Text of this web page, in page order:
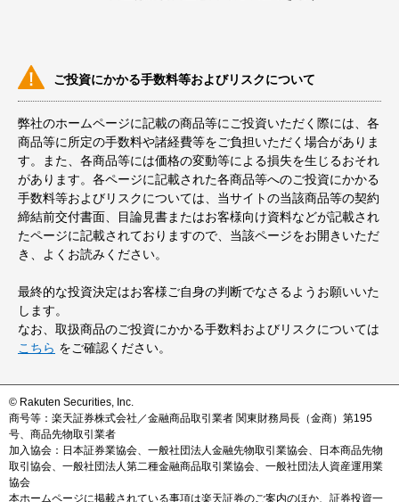
ご投資にかかる手数料等およびリスクについて
弊社のホームページに記載の商品等にご投資いただく際には、各
商品等に所定の手数料や諸経費等をご負担いただく場合がありま
す。また、各商品等には価格の変動等による損失を生じるおそれ
があります。各ページに記載された各商品等へのご投資にかかる
手数料等およびリスクについては、当サイトの当該商品等の契約
締結前交付書面、目論見書またはお客様向け資料などが記載され
たページに記載されておりますので、当該ページをお開きいただ
き、よくお読みください。
最終的な投資決定はお客様ご自身の判断でなさるようお願いいた
します。
なお、取扱商品のご投資にかかる手数料およびリスクについては
こちら をご確認ください。
© Rakuten Securities, Inc.
商号等：楽天証券株式会社／金融商品取引業者 関東財務局長（金商）第195
号、商品先物取引業者
加入協会：日本証券業協会、一般社団法人金融先物取引業協会、日本商品先物
取引協会、一般社団法人第二種金融商品取引業協会、一般社団法人資産運用業
協会
本ホームページに掲載されている事項は楽天証券のご案内のほか、証券投資一